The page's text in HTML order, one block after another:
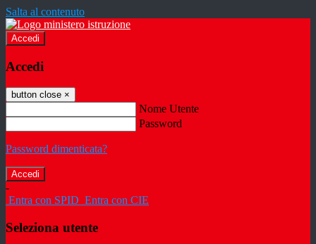
Salta al contenuto
Accedi
Accedi
button close ×
Nome Utente
Password
Password dimenticata?
-
Entra con SPID Entra con CIE
Seleziona utente